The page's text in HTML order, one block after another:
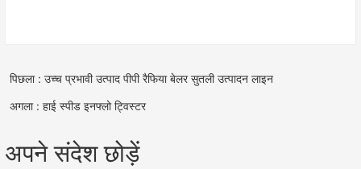
पिछला : उच्च प्रभावी उत्पाद पीपी रैफिया बेलर सुतली उत्पादन लाइन
अगला : हाई स्पीड इनफ्लो ट्विस्टर
अपने संदेश छोड़ें